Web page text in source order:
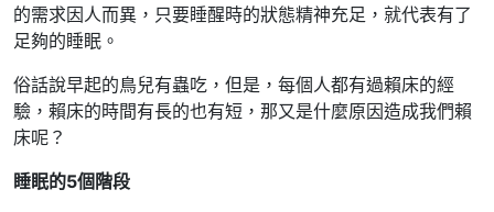
的需求因人而異，只要睡醒時的狀態精神充足，就代表有了
足夠的睡眠。
俗話說早起的鳥兒有蟲吃，但是，每個人都有過賴床的經
驗，賴床的時間有長的也有短，那又是什麼原因造成我們賴
床呢？
睡眠的5個階段